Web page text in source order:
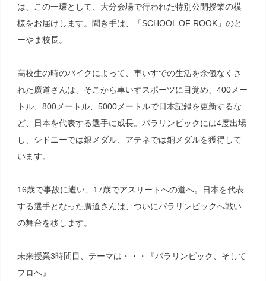
は、この一環として、大分会場で行われた特別公開授業の模
様をお届けします。聞き手は、「SCHOOL OF ROOK」のと
ーやま校長。
高校生の時のバイクによって、車いすでの生活を余儀なくさ
れた廣道さんは、そこから車いすスポーツに目覚め、400メー
トル、800メートル、5000メートルで日本記録を更新するな
ど、日本を代表する選手に成長。パラリンピックには4度出場
し、シドニーでは銀メダル、アテネでは銅メダルを獲得して
います。
16歳で事故に遭い、17歳でアスリートへの道へ。日本を代表
する選手となった廣道さんは、ついにパラリンピックへ戦い
の舞台を移します。
未来授業3時間目、テーマは・・・『パラリンピック、そして
プロへ』